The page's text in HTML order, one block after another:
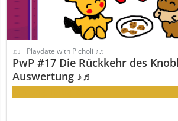
♫♩ Playdate with Picholi ♪♬
PwP #17 Die Rückkehr des
Auswertung ♪♬